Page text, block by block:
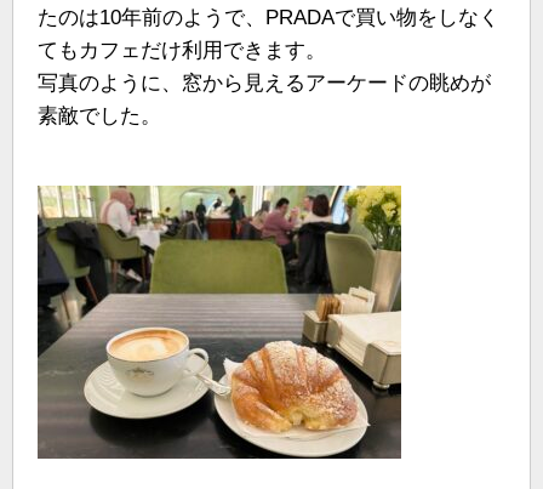
たのは10年前のようで、PRADAで買い物をしなく
てもカフェだけ利用できます。
写真のように、窓から見えるアーケードの眺めが
素敵でした。